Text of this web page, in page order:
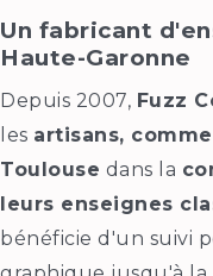
Un fabricant
Haute-Garonne
Depuis 2007, Fuzz
les artisans,
Toulouse dans la
leurs enseignes
bénéficie d'un suivi